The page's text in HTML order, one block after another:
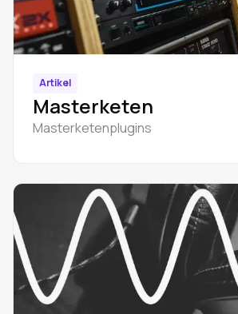
Artikel
Masterketen
Masterketenplugins